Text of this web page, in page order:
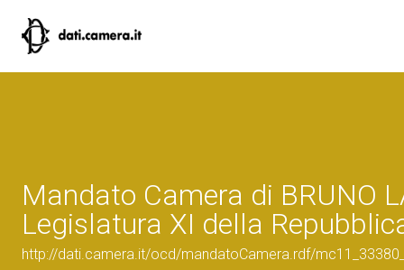
Mandato Camera di BRUNO
Legislatura XI della
http://dati.camera.it/ocd/mandatoCamera.rdf/